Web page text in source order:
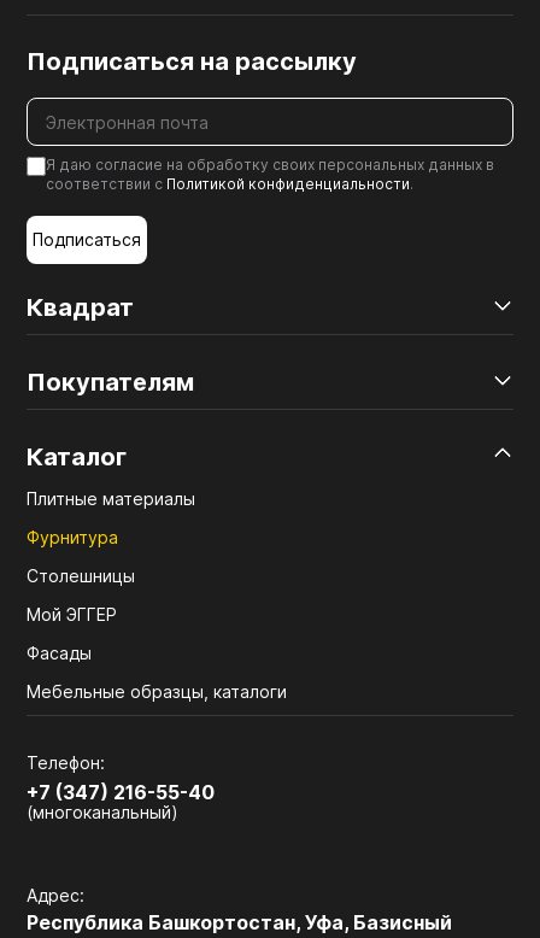
Квадрат
Покупателям
Каталог
Плитные материалы
Фурнитура
Столешницы
Мой ЭГГЕР
Фасады
Мебельные образцы, каталоги
Телефон:
+7 (347) 216-55-40
(многоканальный)
Адрес:
Республика Башкортостан, Уфа, Базисный
Подписаться на рассылку
Я даю согласие на обработку своих персональных данных в
соответствии с Политикой конфиденциальности.
Подписаться